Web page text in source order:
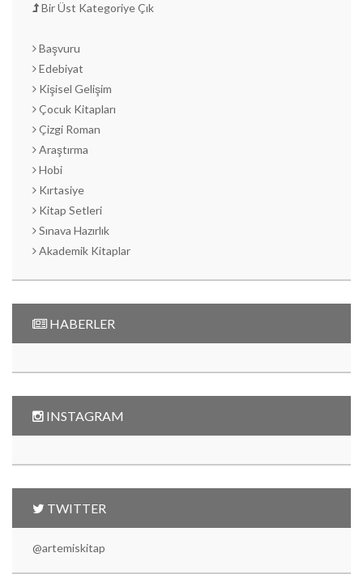
Bir Üst Kategoriye Çık
Başvuru
Edebiyat
Kişisel Gelişim
Çocuk Kitapları
Çizgi Roman
Araştırma
Hobi
Kırtasiye
Kitap Setleri
Sınava Hazırlık
Akademik Kitaplar
HABERLER
INSTAGRAM
TWITTER
@artemiskitap